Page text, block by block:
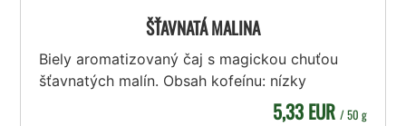
ŠŤAVNATÁ MALINA
Biely aromatizovaný čaj s magickou chuťou
šťavnatých malín. Obsah kofeínu: nízky
5,33 EUR / 50 g